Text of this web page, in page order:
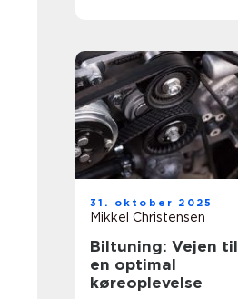
31. oktober 2025
Mikkel Christensen
Biltuning: Vejen til
en optimal
køreoplevelse